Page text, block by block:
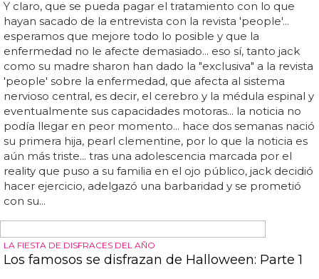
EL HERMANO DE KELLY OSBOURNE
Jack Osbourne sufre esclerosis múltiple
Y claro, que se pueda pagar el tratamiento con lo que
enfermedad no le afecte demasiado... eso sí, tanto jack
como su madre sharon han dado la "exclusiva" a la revista